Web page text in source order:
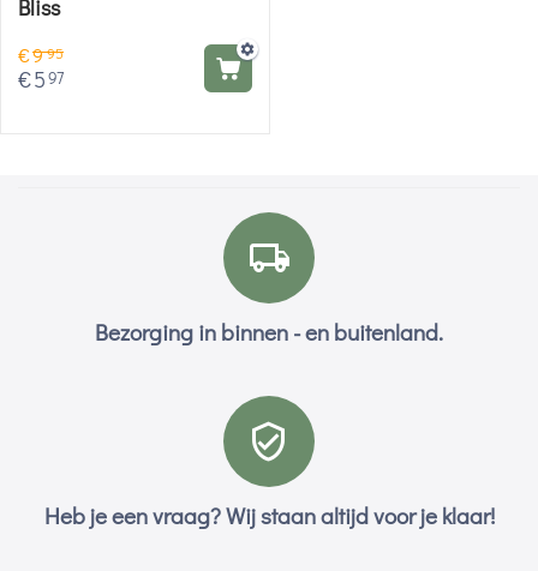
Bliss
€995
€597
Bezorging in binnen - en buitenland.
Heb je een vraag? Wij staan altijd voor je klaar!